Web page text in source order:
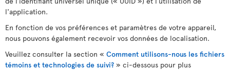
l'application.
En fonction de vos préférences et paramètres de votre appareil,
nous pouvons également recevoir vos données de localisation.
Veuillez consulter la section « Comment utilisons-nous les fichiers
témoins et technologies de suivi? » ci-dessous pour plus